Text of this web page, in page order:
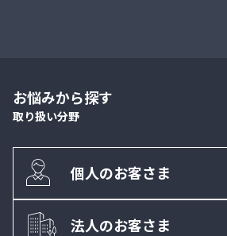
お悩みから探す
取り扱い分野
個人のお客さま
法人のお客さま